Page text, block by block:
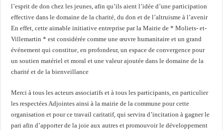
l’esprit de don chez les jeunes, afin qu’ils aient l’idée d’une participation
effective dans le domaine de la charité, du don et de l’altruisme à l’avenir
En effet, cette aimable initiative entreprise par la Mairie de * Moliets- et-
Villemartin * est considérée comme une œuvre humanitaire et un grand
événement qui constitue, en profondeur, un espace de convergence pour
un soutien matériel et moral et une valeur ajoutée dans le domaine de la
charité et de la bienveillance
Merci à tous les acteurs associatifs et à tous les participants, en particulier
les respectées Adjointes ainsi à la mairie de la commune pour cette
organisation et pour ce travail caritatif, qui servira d’incitation à gagner le
pari afin d’apporter de la joie aux autres et promouvoir le développement